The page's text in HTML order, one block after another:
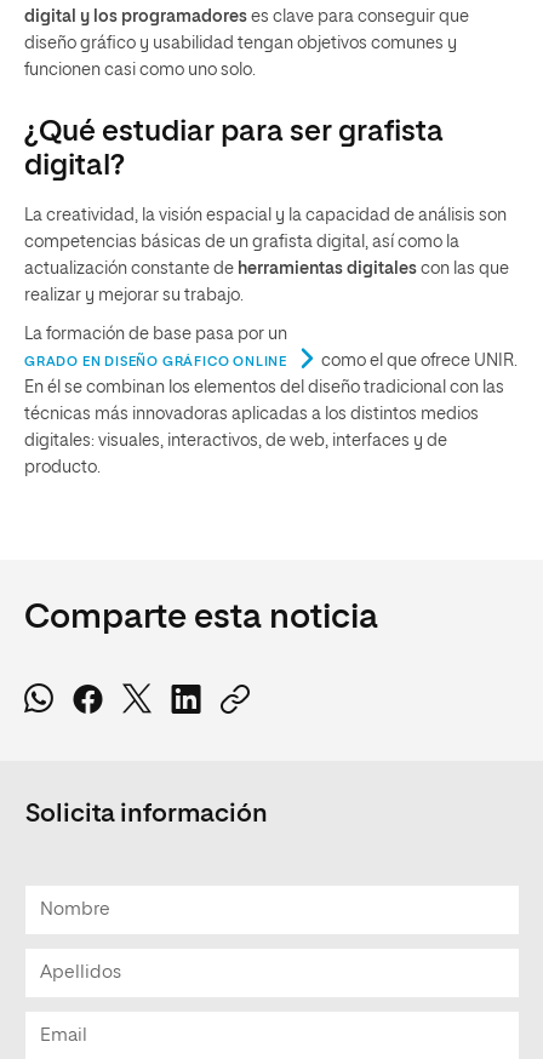
digital y los programadores es clave para conseguir que
diseño gráfico y usabilidad tengan objetivos comunes y
funcionen casi como uno solo.
¿Qué estudiar para ser grafista
digital?
La creatividad, la visión espacial y la capacidad de análisis son
competencias básicas de un grafista digital, así como la
actualización constante de herramientas digitales con las que
realizar y mejorar su trabajo.
La formación de base pasa por un
GRADO EN DISEÑO GRÁFICO ONLINE
como el que ofrece UNIR.
En él se combinan los elementos del diseño tradicional con las
técnicas más innovadoras aplicadas a los distintos medios
digitales: visuales, interactivos, de web, interfaces y de
producto.
Comparte esta noticia
Solicita información